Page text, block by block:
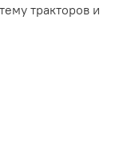
тракторов и